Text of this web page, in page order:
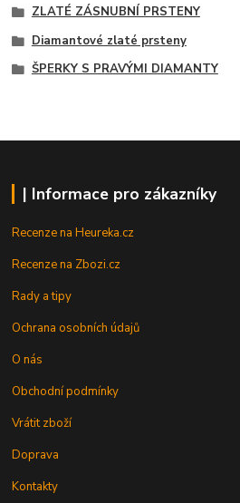
ZLATÉ ZÁSNUBNÍ PRSTENY
Diamantové zlaté prsteny
ŠPERKY S PRAVÝMI DIAMANTY
| Informace pro zákazníky
Recenze na Heureka.cz
Recenze na Zbozi.cz
Rady a tipy
Ochrana osobních údajů
O nás
Obchodní podmínky
Vrátit zboží
Doprava
Kontakty